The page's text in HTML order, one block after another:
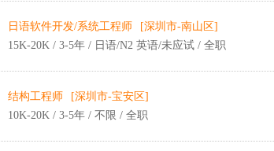
日语软件开发/系统工程师
[深圳市-南山区]
15K-20K / 3-5年 / 日语/N2 英语/未应试 / 全职
结构工程师
[深圳市-宝安区]
10K-20K / 3-5年 / 不限 / 全职